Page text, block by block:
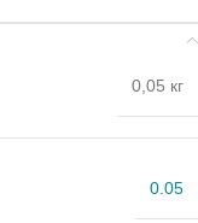
0,05 кг
0.05